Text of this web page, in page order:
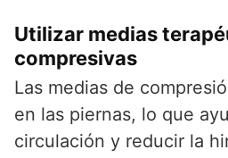
Utilizar medias
compresivas
Las medias de
en las piernas, lo que
circulación y reducir la